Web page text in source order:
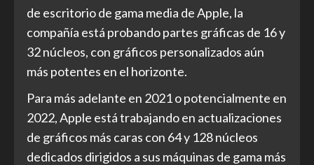
de escritorio de gama media de Apple, la
compañía está probando partes gráficas de 16 y
32 núcleos, con gráficos personalizados aún
más potentes en el horizonte.
Para más adelante en 2021 o potencialmente en
2022, Apple está trabajando en actualizaciones
de gráficos más caras con 64 y 128 núcleos
dedicados dirigidos a sus máquinas de gama más